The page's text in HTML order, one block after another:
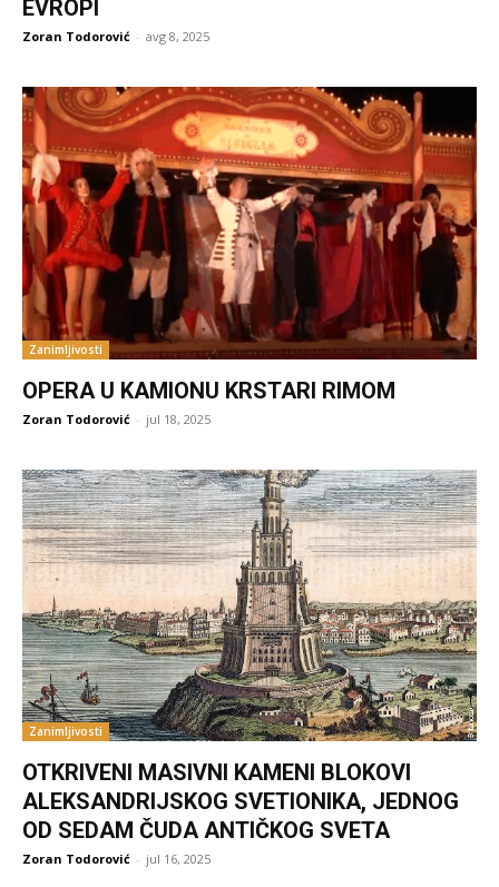
EVROPI
Zoran Todorović - avg 8, 2025
Zanimljivosti
OPERA U KAMIONU KRSTARI RIMOM
Zoran Todorović - jul 18, 2025
Zanimljivosti
OTKRIVENI MASIVNI KAMENI BLOKOVI
ALEKSANDRIJSKOG SVETIONIKA, JEDNOG
OD SEDAM ČUDA ANTIČKOG SVETA
Zoran Todorović - jul 16, 2025